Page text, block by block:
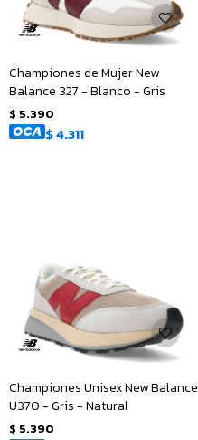
Championes de Mujer New
Balance 327 - Blanco - Gris
$ 5.390
$4.311
Championes Unisex New Balance
U370 - Gris - Natural
$ 5.390